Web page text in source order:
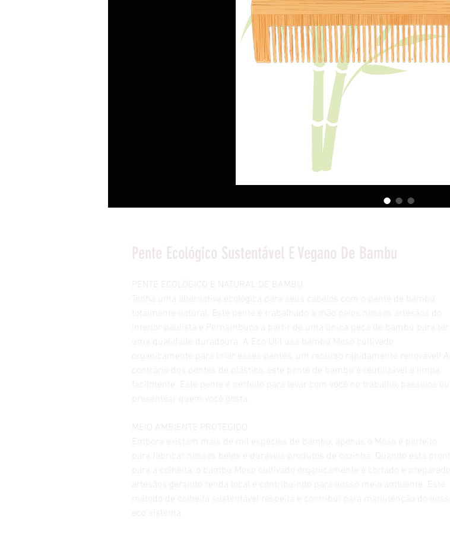
Pente Ecológico Sustentável E Vegano De Bambu
PENTE ECOLÓGICO E NATURAL DE BAMBU
Tenha uma alternativa ecológica para seus cabelos com o pente de bambu
totalmente natural. Este pente é trabalhado à mão pelos nossos artesãos do
interior paulista e Pernambuco a partir de uma única peça de bambu para ter
uma qualidade duradoura. A Eco Útil usa bambu Moso cultivado
organicamente para criar esses pentes, um recurso rapidamente renovável! Ao
contrário dos pentes de plástico, este pente de bambu é reutilizável e limpa
facilmente. Este pente é perfeito para levar com você no trabalho, passeios ou
presentear quem você gosta.
MEIO AMBIENTE PROTEGIDO
Embora existam mais de mil espécies de bambu, apenas o Moso é perfeito
para fabricar nossos belos e duráveis produtos de cozinha. Quando está pronto
para a colheita, o bambu Moso cultivado organicamente é cortado e preparado
artesãos gerando renda local e contribuindo para nosso meio ambiente. Este
método de colheita sustentável respeita e contribui para manutenção do nosso